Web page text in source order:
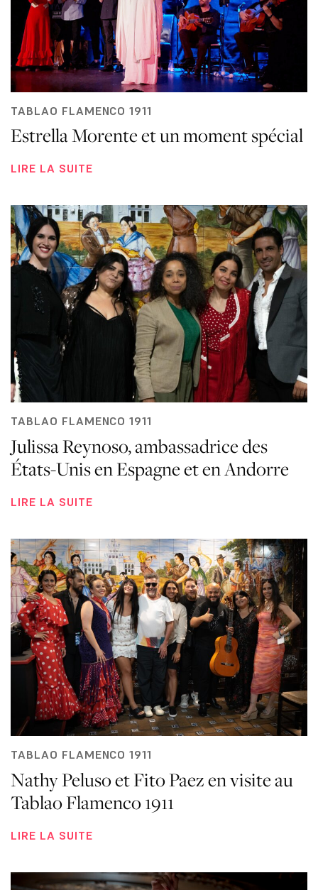
TABLAO FLAMENCO 1911
Estrella Morente et un moment spécial
LIRE LA SUITE
TABLAO FLAMENCO 1911
Julissa Reynoso, ambassadrice des
États-Unis en Espagne et en Andorre
LIRE LA SUITE
TABLAO FLAMENCO 1911
Nathy Peluso et Fito Paez en visite au
Tablao Flamenco 1911
LIRE LA SUITE